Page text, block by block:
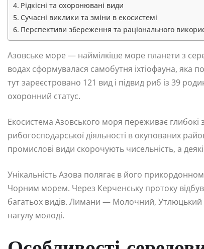
Рідкісні та охоронювані види
Сучасні виклики та зміни в екосистемі
Перспективи збереження та раціонального
Азовське море — наймілкіше море планети з
водах сформувалася самобутня іхтіофауна, яка
тут зареєстровано 121 вид і підвид риб із 39
охоронний статус.
Екосистема Азовського моря переживає
рибогосподарської діяльності в окупованих
промислові види скорочують чисельність, а
Унікальність Азова полягає в його
Чорним морем. Через Керченську протоку
багатьох видів. Лимани — Молочний,
нагулу молоді.